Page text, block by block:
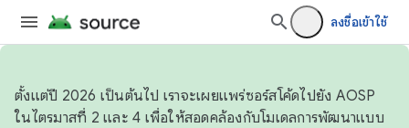
ลงชื่อเข้าใช้
ตั้งแต่ปี 2026 เป็นต้นไป เราจะเผยแพร่ซอร์สโค้ดไปยัง AOSP
ในไตรมาสที่ 2 และ 4 เพื่อให้สอดคล้องกับโมเดลการพัฒนาแบบ